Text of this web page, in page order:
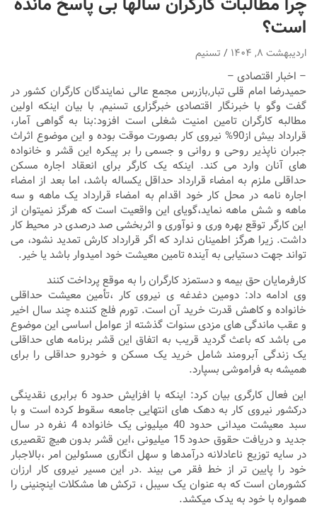
است؟
اردیبهشت ۸, ۱۴۰۴ تسنیم
– اخبار اقتصادی –
حمیدرضا امام قلی تبار,بازرس مجمع عالی نمایندگان کارگران کشور در
گفت وگو با خبرنگار اقتصادی خبرگزاری تسنیم, با بیان اینکه اولین
مطالبه کارگران تامین امنیت شغلی است افزود:بنا به گواهی آمار،
قرارداد بیش از90% نیروی کار بصورت موقت بوده و این موضوع اثراث
جبران ناپذیر روحی و روانی و جسمی را بر پیکره این قشر و خانواده
های آنان وارد می کند. اینکه یک کارگر برای انعقاد اجاره مسکن
حداقلی ملزم به امضاء قرارداد حداقل یکساله باشد، اما بعد از امضاء
اجاره نامه در محل کار خود اقدام به امضاء قرارداد یک ماهه و سه
ماهه و شش ماهه نماید،گویای این واقعیت است که هرگز نمیتوان از
این کارگر توقع بهره وری و نوآوری و اثربخشی صد درصدی در محیط کار
داشت. زیرا هرگز اطمینان ندارد که اگر قرارداد کارش تمدید نشود، می
تواند جهت دستیابی به آینده تامین معیشت خود امیدوار باشد یا خیر.
کارفرمایان حق بیمه و دستمزد کارگران را به موقع پرداخت کنند
وی ادامه داد: دومین دغدغه ی نیروی کار ،تأمین معیشت حداقلی
خانواده و کاهش قدرت خرید آن است. تورم فلج کننده چند سال اخیر
و عقب ماندگی های مزدی سنوات گذشته از عوامل اساسی این موضوع
می باشد که باعث گردید قریب به اتفاق این قشر برنامه های حداقلی
یک زندگی آبرومند شامل خرید یک مسکن و خودرو حداقلی را برای
همیشه به فراموشی بسپارد.
این فعال کارگری بیان کرد: اینکه با افزایش حدود 6 برابری نقدینگی
درکشور نیروی کار به دهک های انتهایی جامعه سقوط کرده است و با
سبد معیشت میدانی حدود 40 میلیونی یک خانواده 4 نفره در سال
جدید و دریافت حقوق حدود 15 میلیونی ،این قشر بدون هیچ تقصیری
در سایه توزیع ناعادلانه درآمدها و سهل انگاری مسئولین امر ،بالاجبار
خود را پایین تر از خط فقر می بیند .در این مسیر نیروی کار ارزان
کشورمان است که به عنوان یک سیبل ، ترکش ها مشکلات اینچنینی را
همواره با خود به یدک میکشد.